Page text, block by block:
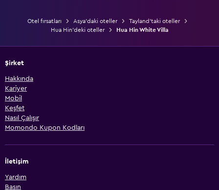
Otel fırsatları Asya'daki oteller
Tayland'taki oteller
Hua Hin'deki oteller
Hua Hin White Villa
Şirket
Hakkında
Kariyer
Mobil
Keşfet
Nasıl Çalışır
Momondo Kupon Kodları
İletişim
Yardım
Basın